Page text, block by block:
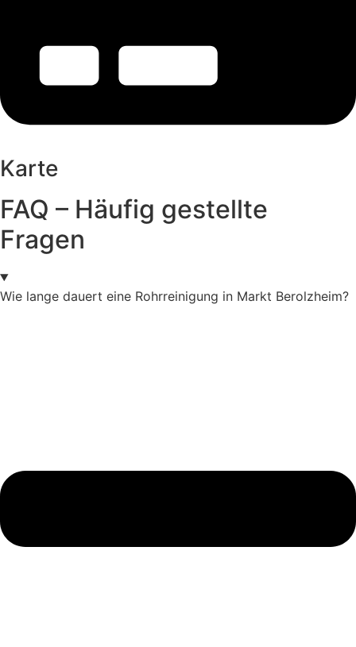
Karte
FAQ – Häufig gestellte
Fragen
Wie lange dauert eine Rohrreinigung in Markt Berolzheim?